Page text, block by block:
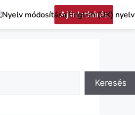
Ajánlatkérés
Keresés